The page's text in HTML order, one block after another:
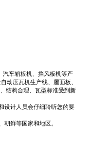
车箱板机、挡风板机等产
动压瓦机生产线、屋面板、
结构合理、瓦型标准受到新
设计人员会仔细聆听您的要
鲜等国家和地区。